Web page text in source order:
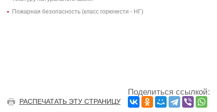
Пожарная безопасность (класс горючести - НГ)
РАСПЕЧАТАТЬ ЭТУ СТРАНИЦУ
Поделиться ссылкой: